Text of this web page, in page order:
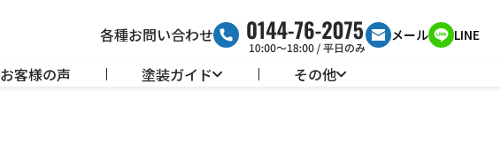
各種お問い合わせ メール LINE
お客様の声 塗装ガイド その他